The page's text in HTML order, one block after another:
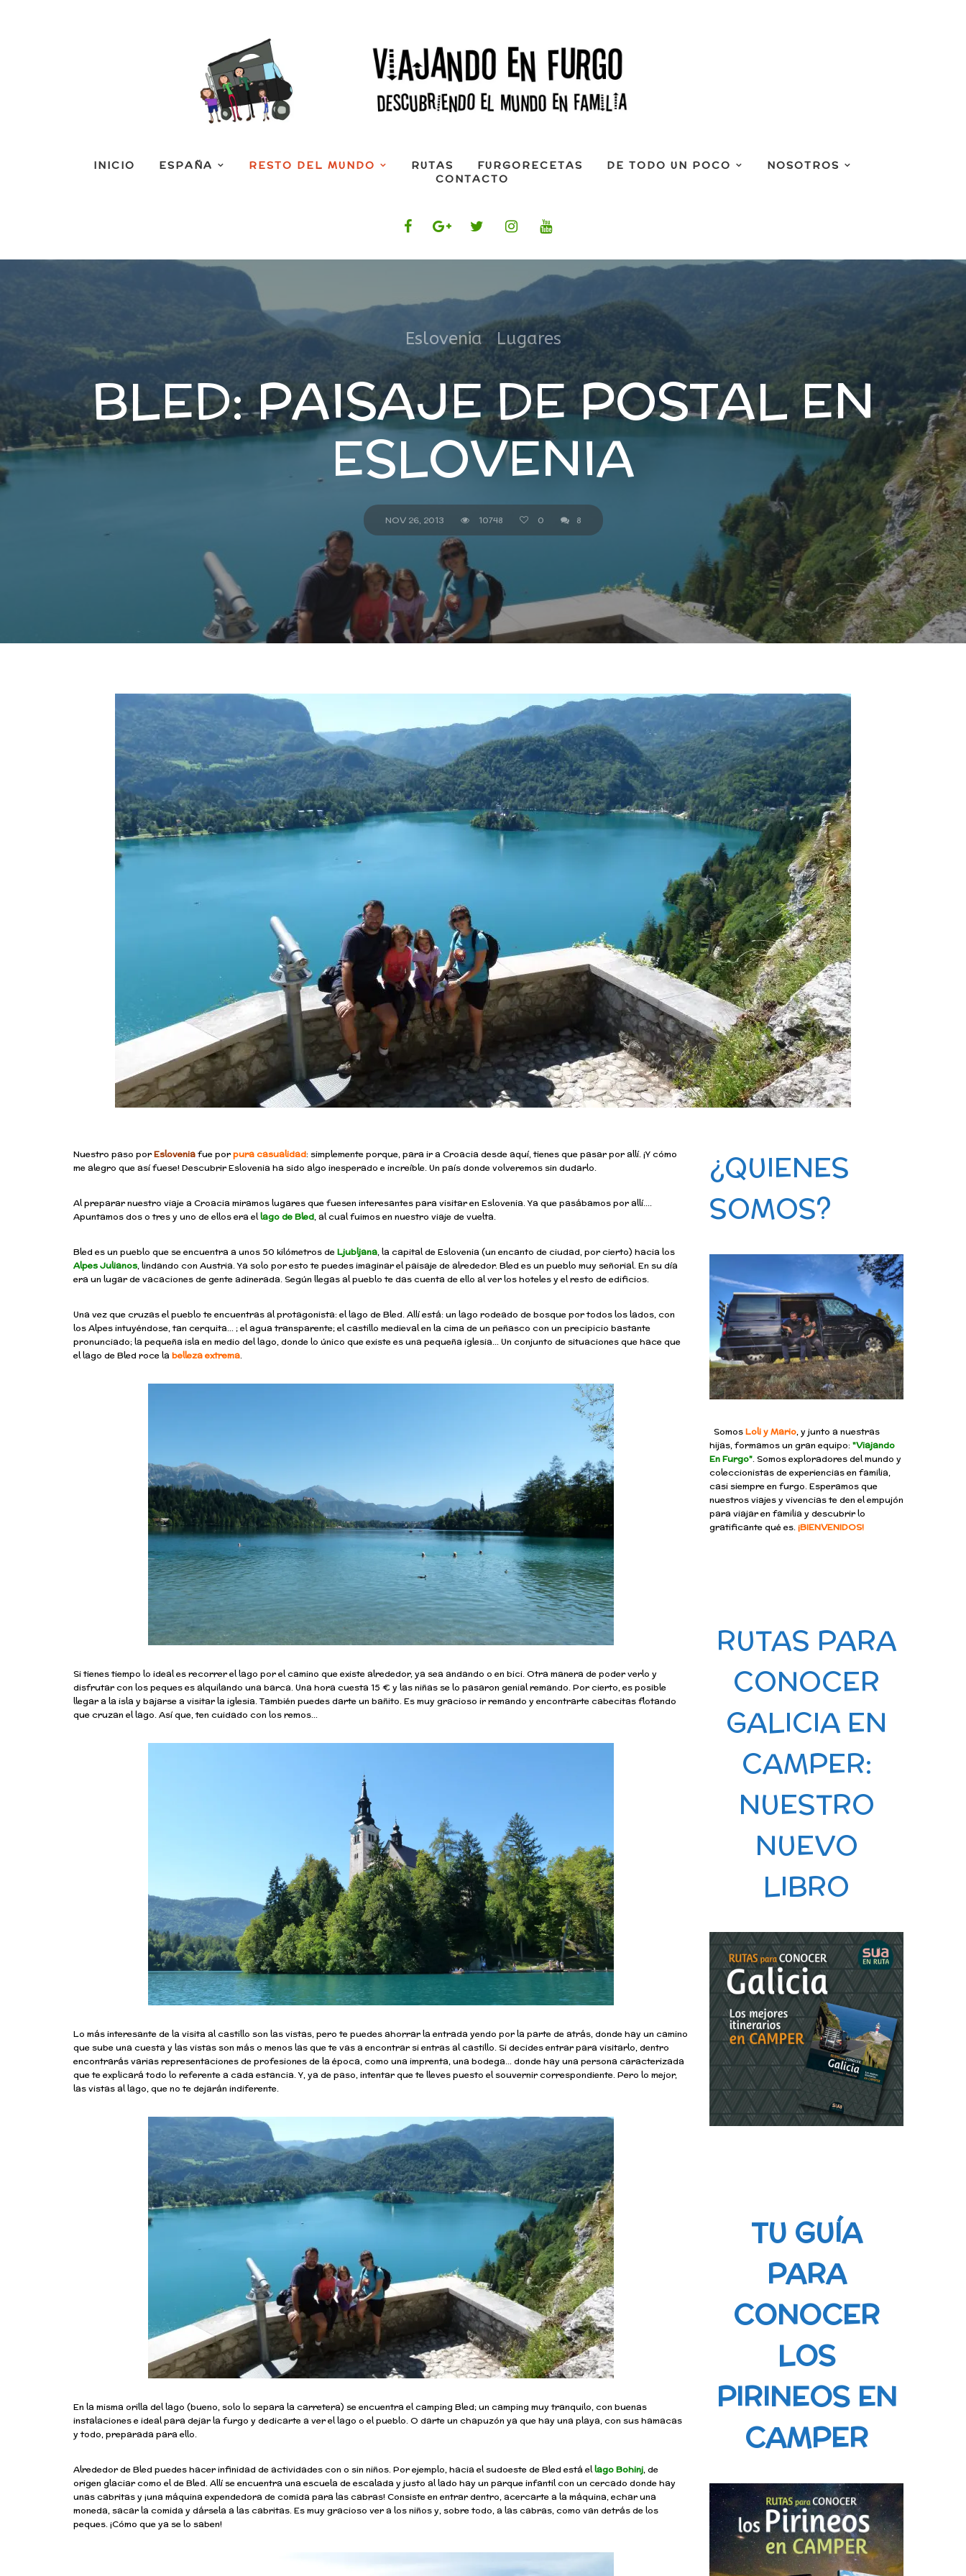
INICIO ESPAÑA RESTO DEL MUNDO RUTAS FURGORECETAS DE TODO UN POCO
NOSOTROS
CONTACTO
Eslovenia, Lugares
BLED: PAISAJE DE POSTAL EN
ESLOVENIA
NOV 26, 2013 10748 0 8
Nuestro paso porEsloveniafue porpura casualidad: simplemente porque, para ir a Croacia desde aquí, tienes que pasar por allí. ¡Y cómo
me alegro que así fuese! Descubrir Eslovenia ha sido algo inesperado e increíble. Un país donde volveremos sin dudarlo.
Al preparar nuestro viaje a Croacia miramos lugares que fuesen interesantes para visitar en Eslovenia. Ya que pasábamos por allí….
Apuntamos dos o tres y uno de ellos era ellago de Bled, al cual fuimos en nuestro viaje de vuelta.
Bled es un pueblo que se encuentra a unos 50 kilómetros deLjubljana, la capital de Eslovenia (un encanto de ciudad, por cierto) hacia los
Alpes Julianos, lindando con Austria. Ya solo por esto te puedes imaginar el paisaje de alrededor. Bled es un pueblo muy señorial. En su día
era un lugar de vacaciones de gente adinerada. Según llegas al pueblo te das cuenta de ello al ver los hoteles y el resto de edificios.
Una vez que cruzas el pueblo te encuentras al protagonista: el lago de Bled. Allí está: un lago rodeado de bosque por todos los lados, con
los Alpes intuyéndose, tan cerquita… ; el agua transparente; el castillo medieval en la cima de un peñasco con un precipicio bastante
pronunciado; la pequeña isla en medio del lago, donde lo único que existe es una pequeña iglesia… Un conjunto de situaciones que hace que
el lago de Bled roce la belleza extrema.
Si tienes tiempo lo ideal es recorrer el lago por el camino que existe alrededor, ya sea andando o en bici. Otra manera de poder verlo y
disfrutar con los peques es alquilando una barca. Una hora cuesta 15 € y las niñas se lo pasaron genial remando. Por cierto, es posible
llegar a la isla y bajarse a visitar la iglesia. También puedes darte un bañito. Es muy gracioso ir remando y encontrarte cabecitas flotando
que cruzan el lago. Así que, ten cuidado con los remos…
Lo más interesante de la visita al castillo son las vistas, pero te puedes ahorrar la entrada yendo por la parte de atrás, donde hay un camino
que sube una cuesta y las vistas son más o menos las que te vas a encontrar si entras al castillo. Si decides entrar para visitarlo, dentro
encontrarás varias representaciones de profesiones de la época, como una imprenta, una bodega… donde hay una persona caracterizada
que te explicará todo lo referente a cada estancia. Y, ya de paso, intentar que te lleves puesto el souvernir correspondiente. Pero lo mejor,
las vistas al lago, que no te dejarán indiferente.
En la misma orilla del lago (bueno, solo lo separa la carretera) se encuentra el camping Bled; un camping muy tranquilo, con buenas
instalaciones e ideal para dejar la furgo y dedicarte a ver el lago o el pueblo. O darte un chapuzón ya que hay una playa, con sus hamacas
y todo, preparada para ello.
Alrededor de Bled puedes hacer infinidad de actividades con o sin niños. Por ejemplo, hacia el sudoeste de Bled está ellago Bohinj, de
origen glaciar como el de Bled. Allí se encuentra una escuela de escalada y justo al lado hay un parque infantil con un cercado donde hay
unas cabritas y ¡una máquina expendedora de comida para las cabras! Consiste en entrar dentro, acercarte a la máquina, echar una
moneda, sacar la comida y dársela a las cabritas. Es muy gracioso ver a los niños y, sobre todo, a las cabras, como van detrás de los
peques. ¡Cómo que ya se lo saben!
¿QUIENES
SOMOS?
SomosLoli y Mario, y junto a nuestras
hijas, formamos un gran equipo:"Viajando
En Furgo". Somos exploradores del mundo y
coleccionistas de experiencias en familia,
casi siempre en furgo. Esperamos que
nuestros viajes y vivencias te den el empujón
para viajar en familia y descubrir lo
gratificante qué es.¡BIENVENIDOS!
RUTAS PARA
CONOCER
GALICIA EN
CAMPER:
NUESTRO
NUEVO
LIBRO
TU GUÍA
PARA
CONOCER
LOS
PIRINEOS EN
CAMPER